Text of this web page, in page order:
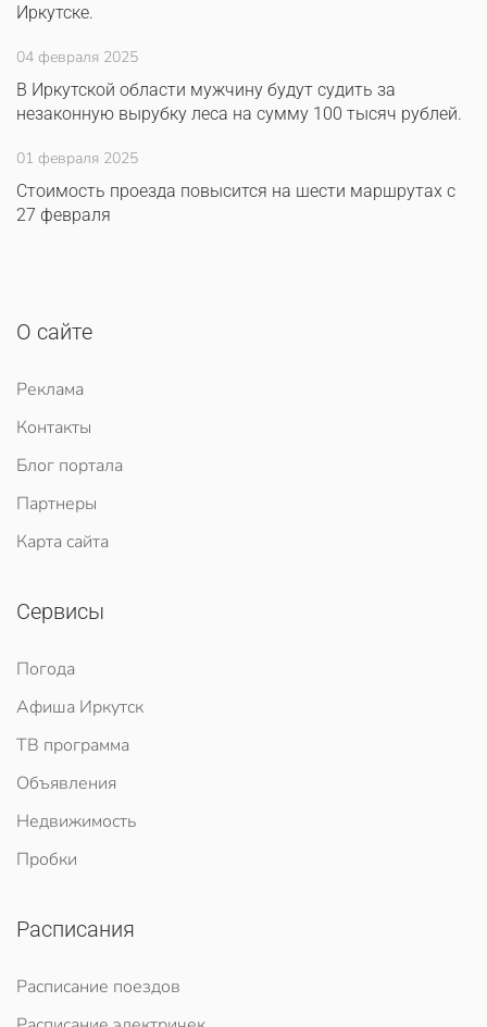
Иркутске.
04 февраля 2025
В Иркутской области мужчину будут судить за
незаконную вырубку леса на сумму 100 тысяч рублей.
01 февраля 2025
Стоимость проезда повысится на шести маршрутах с
27 февраля
О сайте
Реклама
Контакты
Блог портала
Партнеры
Карта сайта
Сервисы
Погода
Афиша Иркутск
ТВ программа
Объявления
Недвижимость
Пробки
Расписания
Расписание поездов